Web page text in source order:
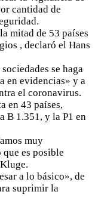
cantidad de
mitad de 53 países
, declaró el Hans
se haga
en evidencias» y a
el coronavirus.
en 43 países,
B 1.351, y la P1 en
muy
es posible
a lo básico», de
suprimir la